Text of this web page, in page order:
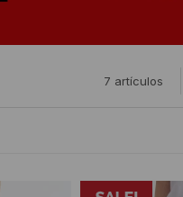
7 artículos